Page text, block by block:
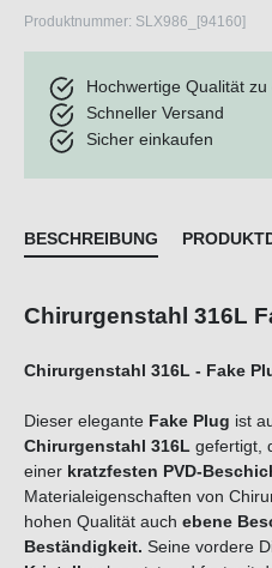
Produktnummer: SLX986_[94160]
Hochwertige Qualität
Schneller Versand
Sicher einkaufen
BESCHREIBUNG
Chirurgenstahl 316L
Chirurgenstahl 316L - Fake
Dieser elegante Fake Plug ist
Chirurgenstahl 316L gefertigt,
einer kratzfesten PVD-
Materialeigenschaften von
hohen Qualität auch ebene
Beständigkeit. Seine vordere